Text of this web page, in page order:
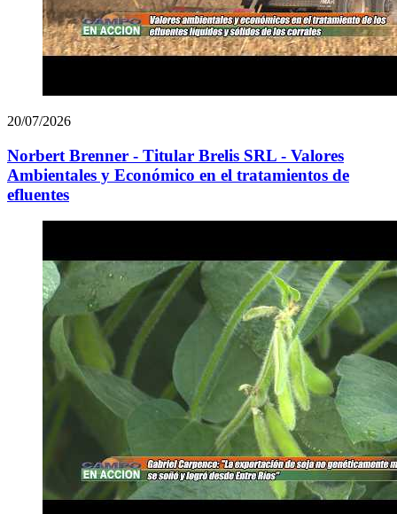
20/07/2026
Norbert Brenner - Titular Brelis SRL - Valores
Ambientales y Económico en el tratamientos de
efluentes